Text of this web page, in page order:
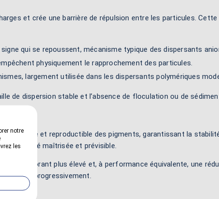
et crée une barrière de répulsion entre les particules.
qui se repoussent, mécanisme typique des dispersants
physiquement le rapprochement des particules.
largement utilisée dans les dispersants polymériques
de dispersion stable et l’absence de floculation ou de
fine et reproductible des pigments, garantissant la
viscosité maîtrisée et prévisible.
colorant plus élevé et, à performance équivalente, une
dégrade progressivement.
notre
les